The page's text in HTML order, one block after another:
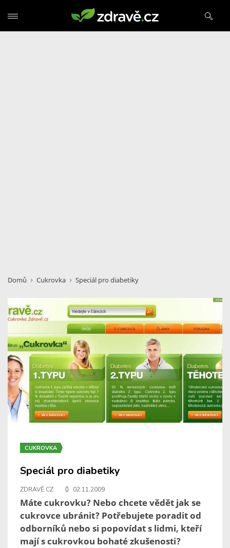
Domů Cukrovka Speciál pro diabetiky
CUKROVKA
Speciál pro diabetiky
ZDRAVĚ.CZ 02.11.2009
Máte cukrovku? Nebo chcete vědět jak se
cukrovce ubránit? Potřebujete poradit od
odborníků nebo si popovídat s lidmi, kteří
mají s cukrovkou bohaté zkušenosti?